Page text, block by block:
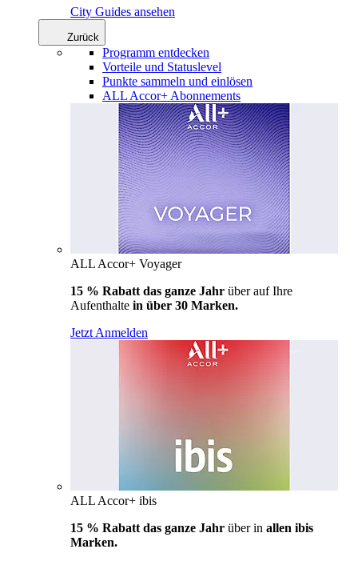
City Guides ansehen
Zurück
Programm entdecken
Vorteile und Statuslevel
Punkte sammeln und einlösen
ALL Accor+ Abonnements
ALL Accor+ Voyager
15 % Rabatt das ganze Jahr über auf Ihre
Aufenthalte in über 30 Marken.
Jetzt Anmelden
ALL Accor+ ibis
15 % Rabatt das ganze Jahr über in allen ibis
Marken.